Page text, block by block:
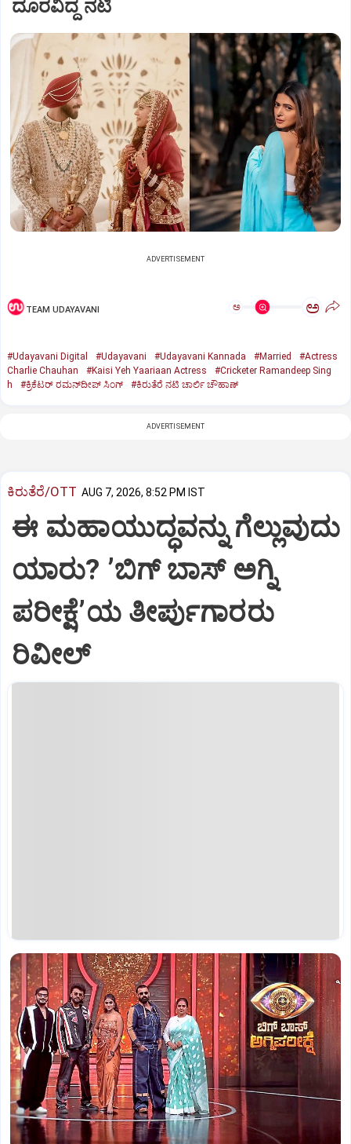
ದೂರವಿದ್ದ ನಟಿ
ADVERTISEMENT
TEAM UDAYAVANI ಅ ಅ
#Udayavani Digital #Udayavani #Udayavani Kannada #Married
#Actress
Charlie Chauhan
#Kaisi Yeh Yaariaan Actress
#Cricketer Ramandeep Sing
h
#ಕ್ರಿಕೆಟರ್‌ ರಮನ್‌ದೀಪ್‌ ಸಿಂಗ್ #ಕಿರುತೆರೆ ನಟಿ ಚಾರ್ಲಿ ಚೌಹಾಣ್
ADVERTISEMENT
ಕಿರುತೆರೆ/OTT AUG 7, 2026, 8:52 PM IST
ಈ ಮಹಾಯುದ್ಧವನ್ನು ಗೆಲ್ಲುವುದು
ಯಾರು? ʼಬಿಗ್‌ ಬಾಸ್‌ ಅಗ್ನಿ
ಪರೀಕ್ಷೆʼಯ ತೀರ್ಪುಗಾರರು
ರಿವೀಲ್